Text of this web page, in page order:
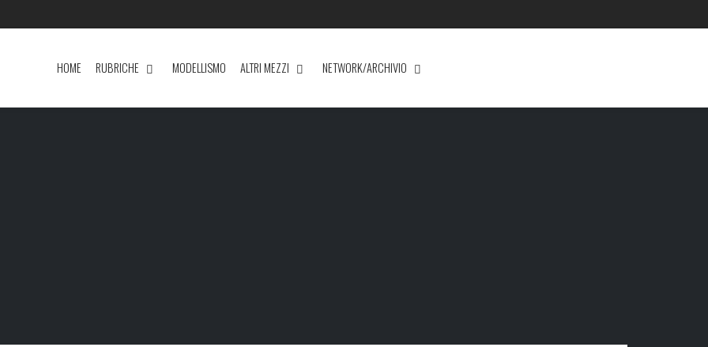
HOME RUBRICHE MODELLISMO ALTRI MEZZI NETWORK/ARCHIVIO